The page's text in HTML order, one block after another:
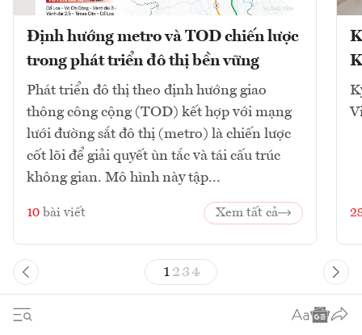
Định hướng metro và TOD chiến lược
trong phát triển đô thị bền vững
Phát triển đô thị theo định hướng giao
thông công cộng (TOD) kết hợp với mạng
lưới đường sắt đô thị (metro) là chiến lược
cốt lõi để giải quyết ùn tắc và tái cấu trúc
không gian. Mô hình này tập...
10 bài viết Xem tất cả
1 23 4